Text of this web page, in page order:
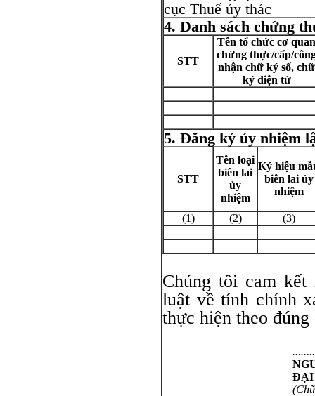
cục Thuế ủy thác
4. Danh sách chứng
STT
Tên tổ chức cơ quan
chứng thực/cấp/c
nhận chữ ký số, chữ
ký điện tử
5. Đăng ký ủy nhiệm
STT
Tên loại
biên lai
ủy
nhiệm
Ký hiệu
biên lai ủy
nhiệm
(1) (2) (3)
Chúng tôi cam kết
luật về tính chính
thực hiện theo
ĐẠI
(Ch